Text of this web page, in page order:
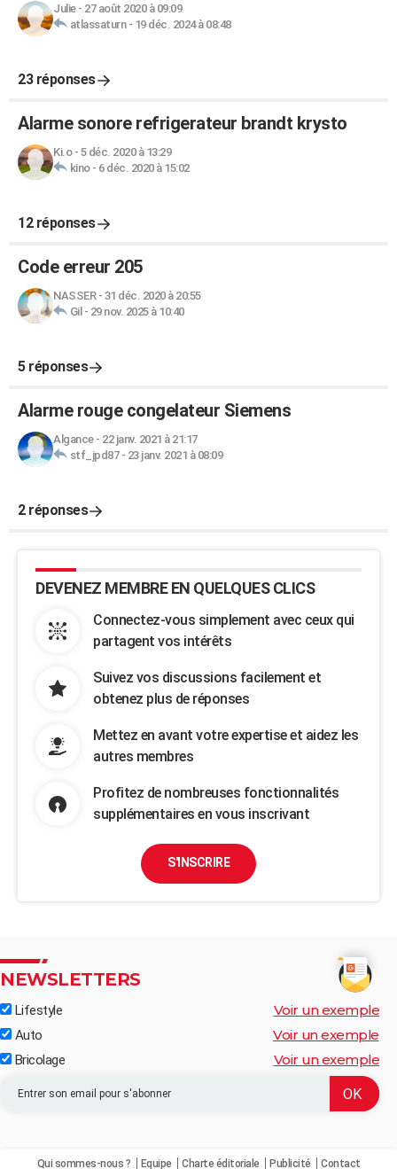
Julie- 27 août 2020 à 09:09
atlassaturn- 19 déc. 2024 à 08:48
23 réponses
Alarme sonore refrigerateur brandt krysto
Ki.o- 5 déc. 2020 à 13:29
kino- 6 déc. 2020 à 15:02
12 réponses
Code erreur 205
NASSER- 31 déc. 2020 à 20:55
Gil - 29 nov. 2025 à 10:40
5 réponses
Alarme rouge congelateur Siemens
Algance- 22 janv. 2021 à 21:17
stf_jpd87- 23 janv. 2021 à 08:09
2 réponses
DEVENEZ MEMBRE EN QUELQUES CLICS
Connectez-vous simplement avec ceux qui
partagent vos intérêts
Suivez vos discussions facilement et
obtenez plus de réponses
Mettez en avant votre expertise et aidez les
autres membres
Profitez de nombreuses fonctionnalités
supplémentaires en vous inscrivant
S'INSCRIRE
NEWSLETTERS
Lifestyle Voir un exemple
Auto Voir un exemple
Bricolage Voir un exemple
Qui sommes-nous ? Equipe Charte éditoriale Publicité Contact